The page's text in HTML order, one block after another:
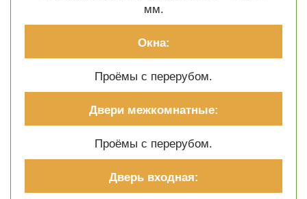
мм.
Окна:
Проёмы с перерубом.
Двери межкомнатные:
Проёмы с перерубом.
Дверь входная: